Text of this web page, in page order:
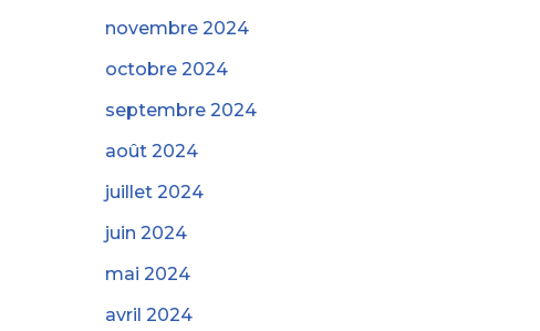
novembre 2024
octobre 2024
septembre 2024
août 2024
juillet 2024
juin 2024
mai 2024
avril 2024